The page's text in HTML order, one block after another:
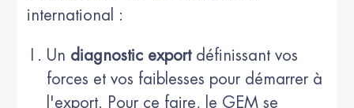
international :
Un diagnostic exportdéfinissant vos
forces et vos faiblesses pour démarrer à
l'export. Pour ce faire, le GEM se